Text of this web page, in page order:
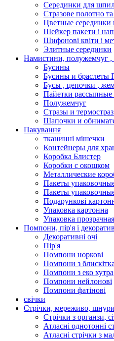
Серединки для
Стразове полотно
Цветные серединки
Шейкер пакети і
Шифонові квіти і
Элитные серединки
Намистини, полужемчуг ,
Бусины
Бусины и браслеты
Бусы , цепочки ,
Пайетки рассыпные
Полужемчуг
Стразы и
Шапочки и
Пакування
тканинні мішечки
Контейнеры для
Коробка Блистер
Коробки с окошком
Металлические
Пакеты
Пакеты
Подарункові
Упаковка картонна
Упаковка
Помпони, пір'я і
Декоративні очі
Пір'я
Помпони норкові
Помпони з
Помпони з еко хутра
Помпони нейлонові
Помпони фатінові
свічки
Стрічки, мереживо,
Стрічки з органзи,
Атласні однотонні
Атласні стрічки з